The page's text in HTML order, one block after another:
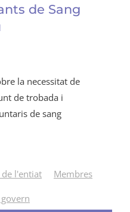
de Sang
la necessitat de
de trobada i
de sang
de l'entiat Membres